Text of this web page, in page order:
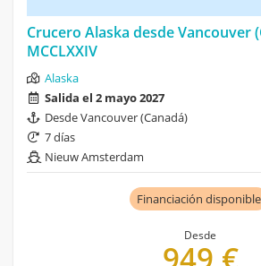
Crucero Alaska desde Vancouver
MCCLXXIV
Alaska
Salida el 2 mayo 2027
Desde Vancouver (Canadá)
7 días
Nieuw Amsterdam
Financiación disponible
Desde